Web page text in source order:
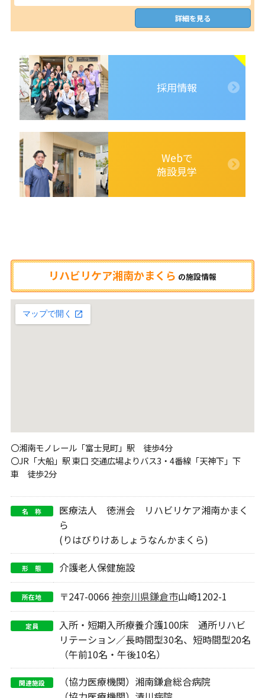
詳細を見る
採用情報
Webで
施設見学
リハビリケア湘南かまくら の施設情報
〇湘南モノレール「富士見町」駅 徒歩4分
〇JR「大船」駅 東口 交通広場よりバス3・4番線「天神下」下
車 徒歩2分
名 称
医療法人 徳洲会 リハビリケア湘南かまく
ら
(りはびりけあしょうなんかまくら)
形 態 介護老人保健施設
所在地 〒247-0066 神奈川県鎌倉市山崎1202-1
定員
入所・短期入所療養介護100床 通所リハビ
リテーション／長時間型30名、短時間型20名
（午前10名・午後10名）
関連施設
（協力医療機関）湘南鎌倉総合病院